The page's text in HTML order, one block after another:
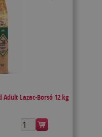
Adult Lazac-Borsó 12 kg